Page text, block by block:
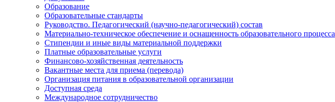
Образование
Образовательные стандарты
Руководство. Педагогический (научно-педагогический) состав
Материально-техническое обеспечение и оснащенность образовательного процесса
Стипендии и иные виды материальной поддержки
Платные образовательные услуги
Финансово-хозяйственная деятельность
Вакантные места для приема (перевода)
Организация питания в образовательной организации
Доступная среда
Международное сотрудничество